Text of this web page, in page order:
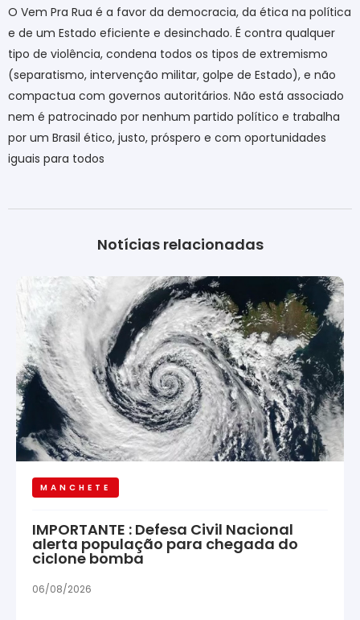
O Vem Pra Rua é a favor da democracia, da ética na política
e de um Estado eficiente e desinchado. É contra qualquer
tipo de violência, condena todos os tipos de extremismo
(separatismo, intervenção militar, golpe de Estado), e não
compactua com governos autoritários. Não está associado
nem é patrocinado por nenhum partido político e trabalha
por um Brasil ético, justo, próspero e com oportunidades
iguais para todos
Notícias relacionadas
MANCHETE
IMPORTANTE : Defesa Civil Nacional
alerta população para chegada do
ciclone bomba
06/08/2026